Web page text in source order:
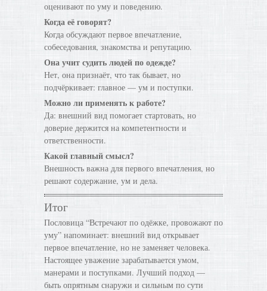
оценивают по уму и поведению.
Когда её говорят?
Когда обсуждают первое впечатление,
собеседования, знакомства и репутацию.
Она учит судить людей по одежде?
Нет, она признаёт, что так бывает, но
подчёркивает: главное — ум и поступки.
Можно ли применять к работе?
Да: внешний вид помогает стартовать, но
доверие держится на компетентности и
ответственности.
Какой главный смысл?
Внешность важна для первого впечатления, но
решают содержание, ум и дела.
Итог
Пословица “Встречают по одёжке, провожают по
уму” напоминает: внешний вид открывает
первое впечатление, но не заменяет человека.
Настоящее уважение зарабатывается умом,
манерами и поступками. Лучший подход —
быть опрятным снаружи и сильным по сути